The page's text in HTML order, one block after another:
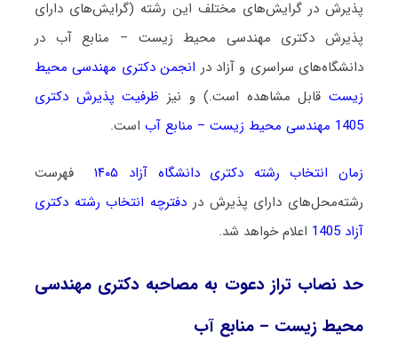
پذیرش در گرایش‌های مختلف این رشته (گرایش‌های دارای
پذیرش دکتری مهندسی محیط زیست – منابع آب در
دانشگاه‌های سراسری و آزاد در انجمن دکتری مهندسی محیط
زیستقابل مشاهده است.) و نیز ظرفیت پذیرش دکتری
1405 مهندسی محیط زیست – منابع آب
است.
زمان انتخاب رشته دکتری دانشگاه آزاد ۱۴۰۵
فهرست
رشته‌محل‌های دارای پذیرش در دفترچه انتخاب رشته دکتری
آزاد 1405
اعلام خواهد شد.
حد نصاب تراز دعوت به مصاحبه دکتری مهندسی
محیط زیست – منابع آب